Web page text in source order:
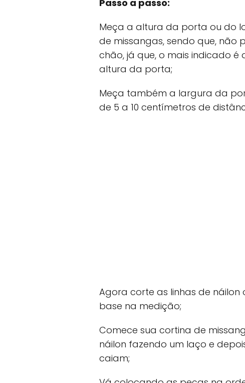
Passo a passo:
Meça a altura da porta ou do
de missangas, sendo que,
chão, já que, o mais indicado
altura da porta;
Meça também a largura da
de 5 a 10 centímetros de
Agora corte as linhas de
base na medição;
Comece sua cortina de
náilon fazendo um laço e
caiam;